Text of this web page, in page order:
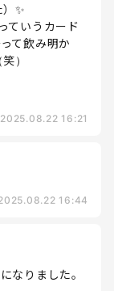
✨
ていうカード
て飲み明か
）
2025.08.22 16:21
16:44
なりました。